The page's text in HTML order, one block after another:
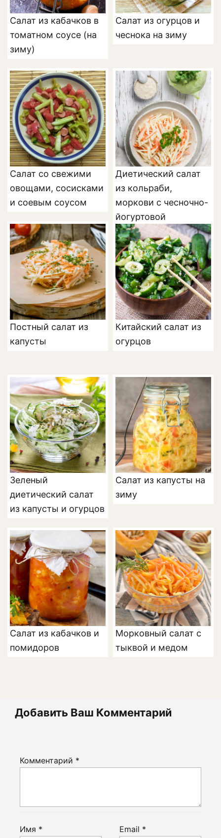
Cалат из кабачков в
томатном соусе (на
зиму)
Салат из огурцов и
чеснока на зиму
Салат со свежими
овощами, сосисками
и соевым соусом
Диетический салат
из кольраби,
моркови с чесночно-
йогуртовой
заправкой
Постный салат из
капусты
Китайский салат из
огурцов
Зеленый
диетический салат
из капусты и огурцов
Салат из капусты на
зиму
Салат из кабачков и
помидоров
Морковный салат с
тыквой и медом
Добавить Ваш Комментарий
Комментарий *
Имя * Email *